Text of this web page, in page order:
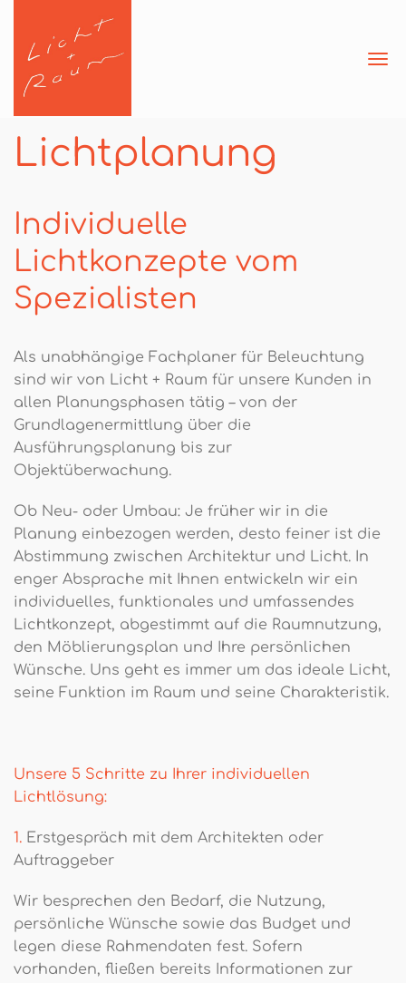
Lichtplanung
Individuelle
Lichtkonzepte vom
Spezialisten
Als unabhängige Fachplaner für Beleuchtung
sind wir von Licht + Raum für unsere Kunden in
allen Planungsphasen tätig – von der
Grundlagenermittlung über die
Ausführungsplanung bis zur
Objektüberwachung.
Ob Neu- oder Umbau: Je früher wir in die
Planung einbezogen werden, desto feiner ist die
Abstimmung zwischen Architektur und Licht. In
enger Absprache mit Ihnen entwickeln wir ein
individuelles, funktionales und umfassendes
Lichtkonzept, abgestimmt auf die Raumnutzung,
den Möblierungsplan und Ihre persönlichen
Wünsche. Uns geht es immer um das ideale Licht,
seine Funktion im Raum und seine Charakteristik.
Unsere 5 Schritte zu Ihrer individuellen
Lichtlösung:
1. Erstgespräch mit dem Architekten oder
Auftraggeber
Wir besprechen den Bedarf, die Nutzung,
persönliche Wünsche sowie das Budget und
legen diese Rahmendaten fest. Sofern
vorhanden, fließen bereits Informationen zur